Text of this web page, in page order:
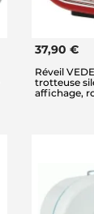
37,90 €
Réveil
trotteuse
affichage,